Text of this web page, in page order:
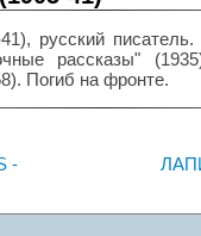
русский
рассказы"
Погиб на фронте.
-